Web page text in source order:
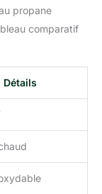
propane
comparatif
Détails